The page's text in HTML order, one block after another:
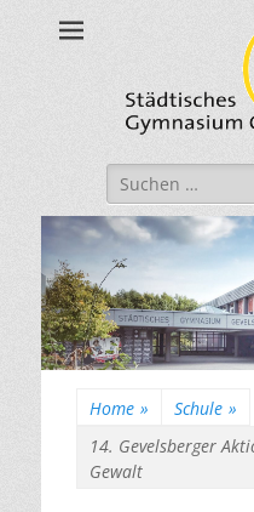
Suche
nach:
Home » Schule »
14. Gevelsberger
Gewalt